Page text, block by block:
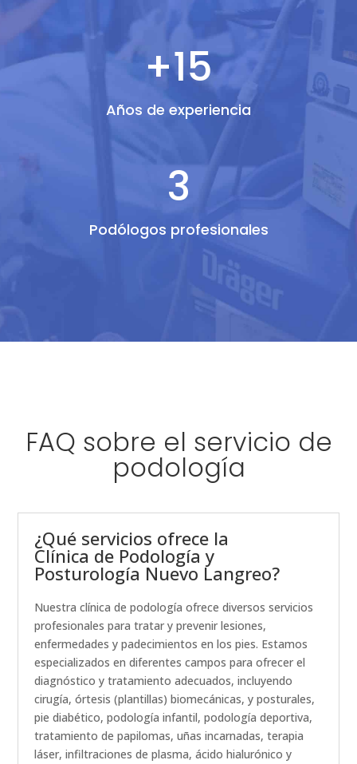
+15
Años de experiencia
3
Podólogos profesionales
FAQ sobre el servicio de
podología
¿Qué servicios ofrece la
Clínica de Podología y
Posturología Nuevo Langreo?
Nuestra clínica de podología ofrece diversos servicios
profesionales para tratar y prevenir lesiones,
enfermedades y padecimientos en los pies. Estamos
especializados en diferentes campos para ofrecer el
diagnóstico y tratamiento adecuados, incluyendo
cirugía, órtesis (plantillas) biomecánicas, y posturales,
pie diabético, podología infantil, podología deportiva,
tratamiento de papilomas, uñas incarnadas, terapia
láser, infiltraciones de plasma, ácido hialurónico y